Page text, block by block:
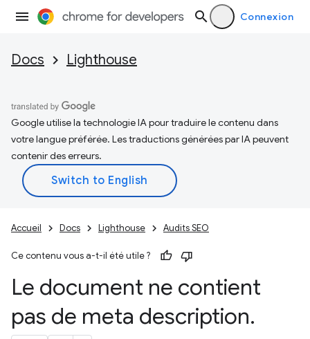
Connexion
Docs Lighthouse
Google utilise la technologie IA pour traduire le contenu dans
votre langue préférée. Les traductions générées par IA peuvent
contenir des erreurs.
Accueil Docs Lighthouse Audits SEO
Ce contenu vous a-t-il été utile ?
Le document ne contient
pas de meta description.